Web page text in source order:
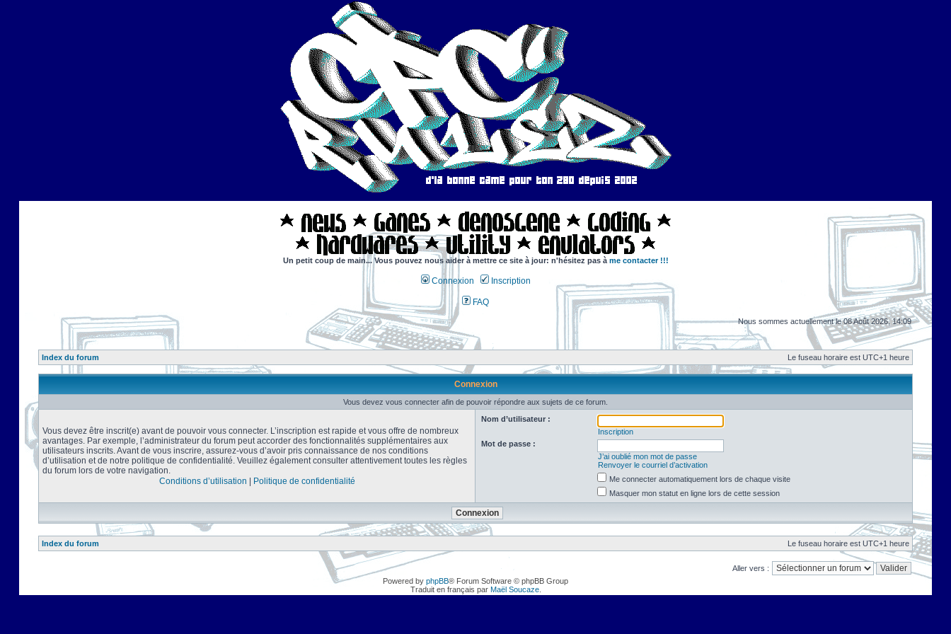
Un petit coup de main... Vous pouvez nous aider à mettre ce site à jour: n'hésitez pas à me contacter !!!
Connexion Inscription
FAQ
Nous sommes actuellement le 08 Août 2026, 14:09
Index du forum Le fuseau horaire est UTC+1 heure
Connexion
Vous devez vous connecter afin de pouvoir répondre aux sujets de ce forum.
Vous devez être inscrit(e) avant de pouvoir vous connecter. L’inscription est rapide et vous offre de nombreux
avantages. Par exemple, l’administrateur du forum peut accorder des fonctionnalités supplémentaires aux
utilisateurs inscrits. Avant de vous inscrire, assurez-vous d’avoir pris connaissance de nos conditions
d’utilisation et de notre politique de confidentialité. Veuillez également consulter attentivement toutes les règles
du forum lors de votre navigation.
Conditions d’utilisation
Politique de confidentialité
Nom d’utilisateur :
Inscription
Mot de passe :
J’ai oublié mon mot de passe
Renvoyer le courriel d’activation
Me connecter automatiquement lors de chaque visite
Masquer mon statut en ligne lors de cette session
Index du forum Le fuseau horaire est UTC+1 heure
Aller vers :
Powered by phpBB® Forum Software © phpBB Group
Traduit en français par Maël Soucaze.